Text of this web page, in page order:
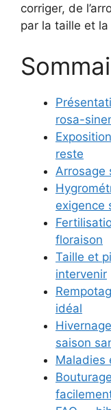
corriger, de
par la taille et
rosa-
reste
Arrosage
exigence
floraison
Taille et
intervenir
idéal
saison
Maladies